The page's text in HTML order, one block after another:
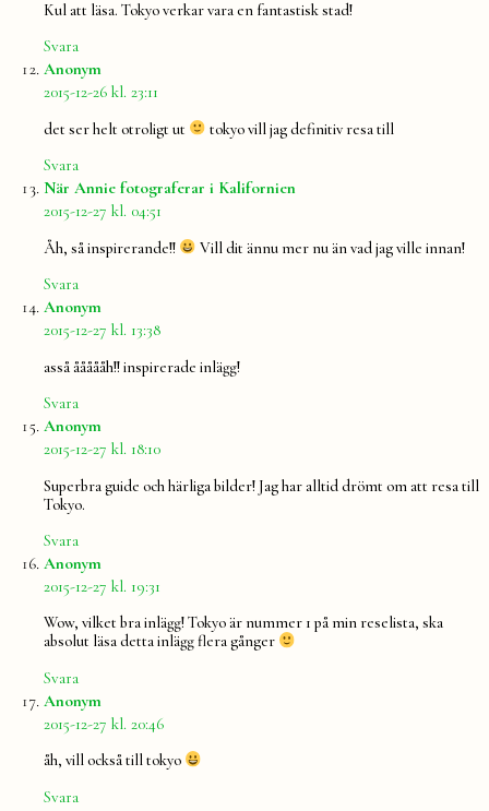
Kul att läsa. Tokyo verkar vara en fantastisk stad!
Svara
Anonym
2015-12-26 kl. 23:11
det ser helt otroligt ut tokyo vill jag definitiv resa till
Svara
När Annie fotograferar i Kalifornien
2015-12-27 kl. 04:51
Åh, så inspirerande!! Vill dit ännu mer nu än vad jag ville innan!
Svara
Anonym
2015-12-27 kl. 13:38
asså åååååh!! inspirerade inlägg!
Svara
Anonym
2015-12-27 kl. 18:10
Superbra guide och härliga bilder! Jag har alltid drömt om att resa till
Tokyo.
Svara
Anonym
2015-12-27 kl. 19:31
Wow, vilket bra inlägg! Tokyo är nummer 1 på min reselista, ska
absolut läsa detta inlägg flera gånger
Svara
Anonym
2015-12-27 kl. 20:46
åh, vill också till tokyo
Svara